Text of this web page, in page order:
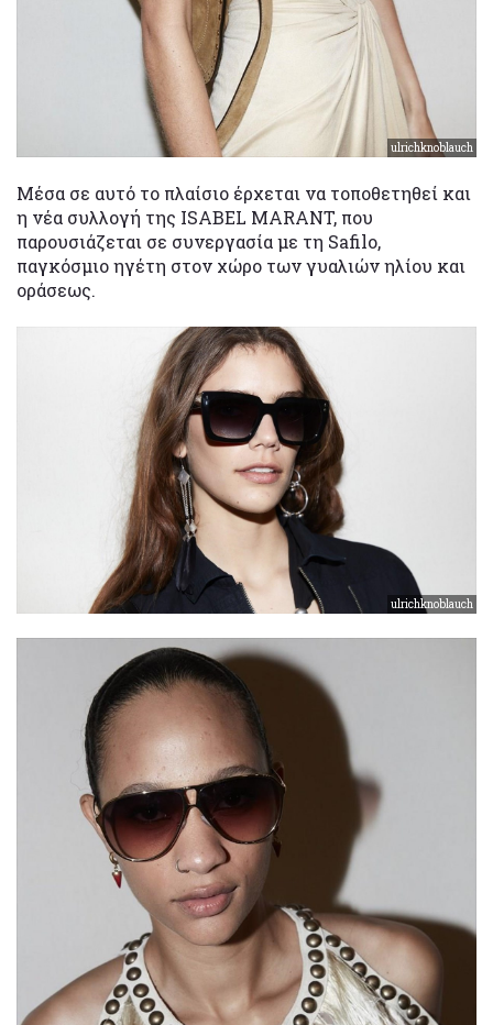
ulrichknoblauch
Μέσα σε αυτό το πλαίσιο έρχεται να τοποθετηθεί και
η νέα συλλογή της ISABEL MARANT, που
παρουσιάζεται σε συνεργασία με τη Safilo,
παγκόσμιο ηγέτη στον χώρο των γυαλιών ηλίου και
οράσεως.
ulrichknoblauch